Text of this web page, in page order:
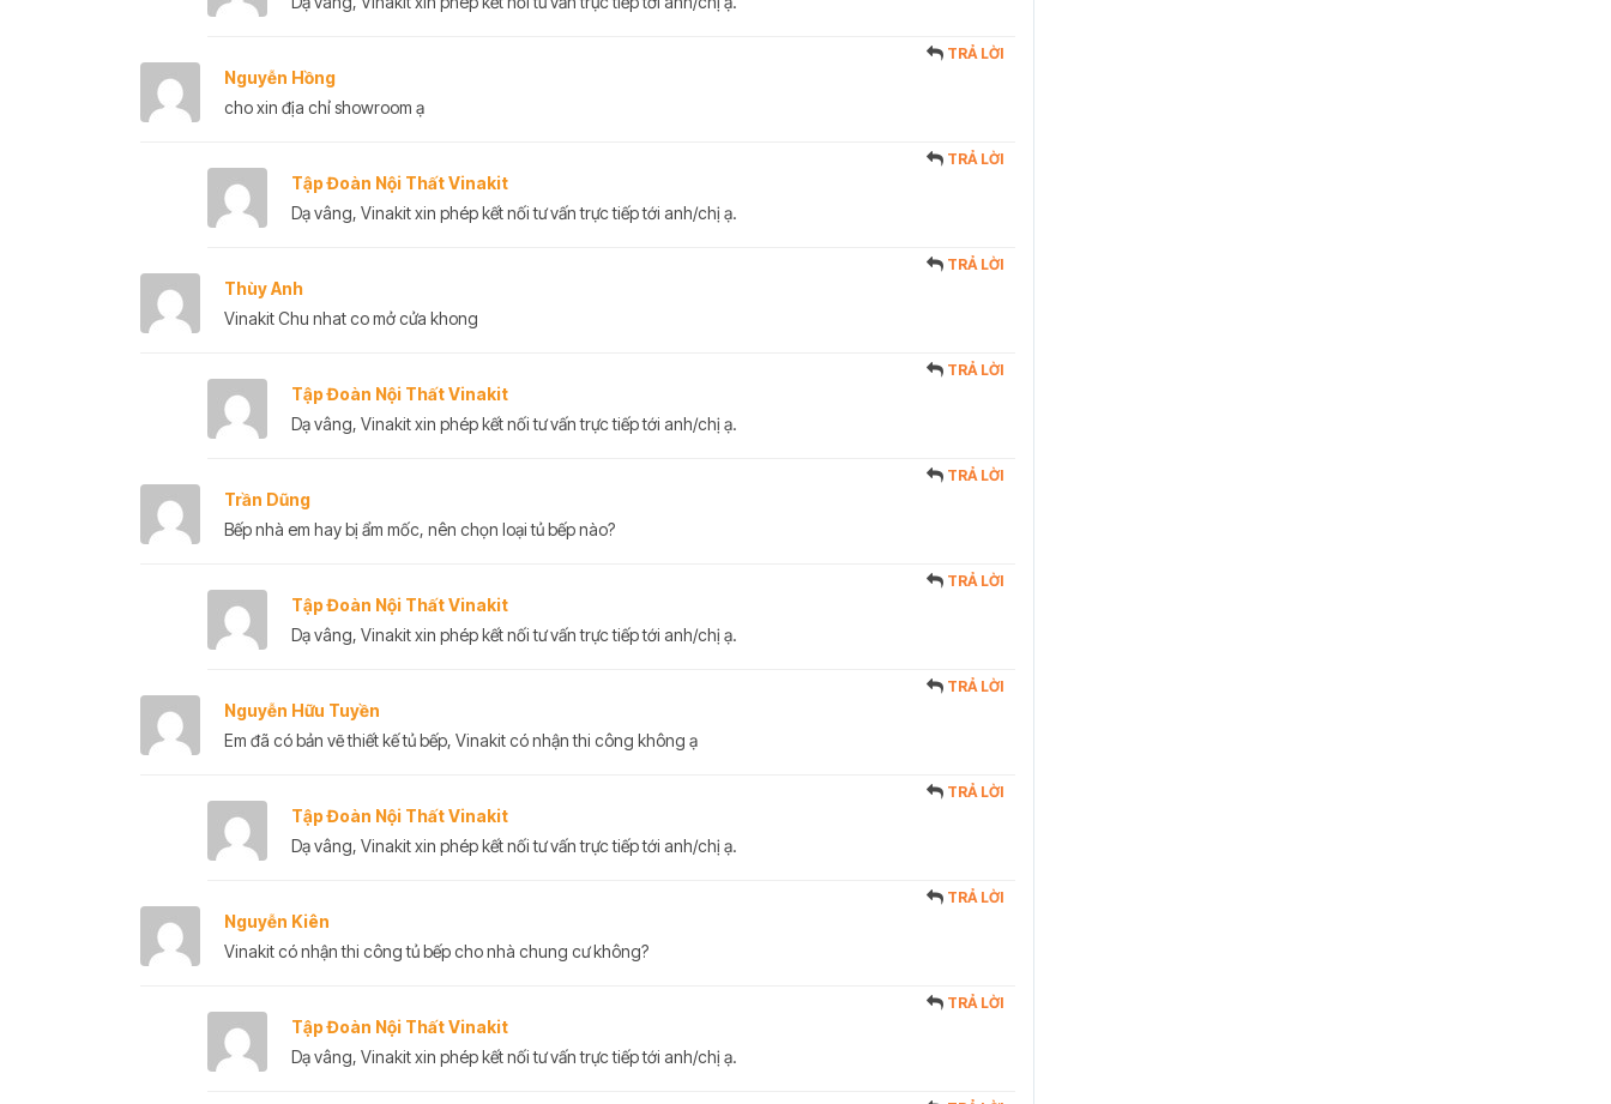
Nguyễn Hồng
TRẢ LỜI
cho xin địa chỉ showroom ạ
Tập Đoàn Nội Thất Vinakit
TRẢ LỜI
Dạ vâng, Vinakit xin phép kết nối tư vấn trực tiếp tới anh/chị ạ.
Thùy Anh
TRẢ LỜI
Vinakit Chu nhat co mở cửa khong
Tập Đoàn Nội Thất Vinakit
TRẢ LỜI
Dạ vâng, Vinakit xin phép kết nối tư vấn trực tiếp tới anh/chị ạ.
Trần Dũng
TRẢ LỜI
Bếp nhà em hay bị ẩm mốc, nên chọn loại tủ bếp nào?
Tập Đoàn Nội Thất Vinakit
TRẢ LỜI
Dạ vâng, Vinakit xin phép kết nối tư vấn trực tiếp tới anh/chị ạ.
Nguyễn Hữu Tuyền
TRẢ LỜI
Em đã có bản vẽ thiết kế tủ bếp, Vinakit có nhận thi công không ạ
Tập Đoàn Nội Thất Vinakit
TRẢ LỜI
Dạ vâng, Vinakit xin phép kết nối tư vấn trực tiếp tới anh/chị ạ.
Nguyễn Kiên
TRẢ LỜI
Vinakit có nhận thi công tủ bếp cho nhà chung cư không?
Tập Đoàn Nội Thất Vinakit
TRẢ LỜI
Dạ vâng, Vinakit xin phép kết nối tư vấn trực tiếp tới anh/chị ạ.